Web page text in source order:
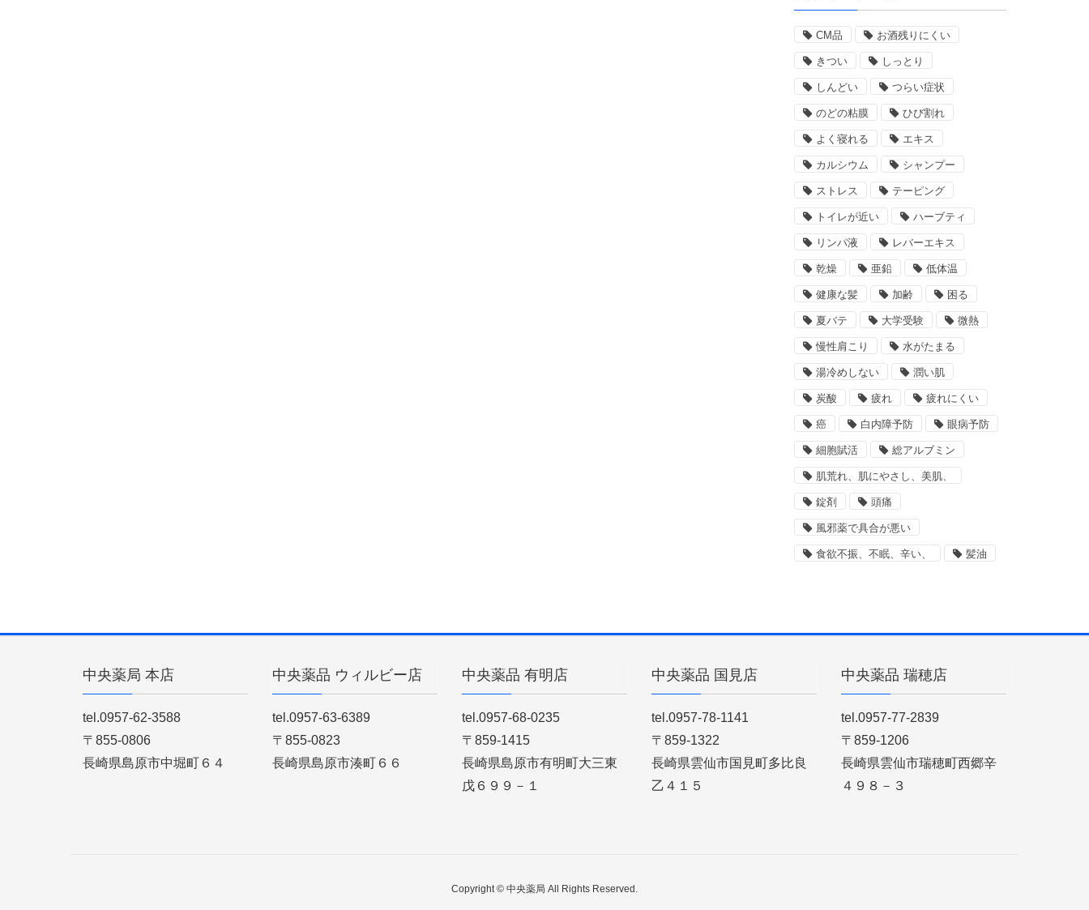
CM品 お酒残りにくい
きつい しっとり
しんどい つらい症状
のどの粘膜 ひび割れ
よく寝れる エキス
カルシウム シャンプー
ストレス テーピング
トイレが近い ハーブティ
リンパ液 レバーエキス
乾燥 亜鉛 低体温
健康な髪 加齢 困る
夏バテ 大学受験 微熱
慢性肩こり 水がたまる
湯冷めしない 潤い肌
炭酸 疲れ 疲れにくい
癌 白内障予防 眼病予防
細胞賦活 総アルブミン
肌荒れ、肌にやさし、美肌、
錠剤 頭痛
風邪薬で具合が悪い
食欲不振、不眠、辛い、 髪油
中央薬局 本店
tel.0957-62-3588
〒855-0806
長崎県島原市中堀町６４
中央薬品 ウィルビー店
tel.0957-63-6389
〒855-0823
長崎県島原市湊町６６
中央薬品 有明店
tel.0957-68-0235
〒859-1415
長崎県島原市有明町大三東
戊６９９－１
中央薬品 国見店
tel.0957-78-1141
〒859-1322
長崎県雲仙市国見町多比良
乙４１５
中央薬品 瑞穂店
tel.0957-77-2839
〒859-1206
長崎県雲仙市瑞穂町西郷辛
４９８－３
Copyright © 中央薬局 All Rights Reserved.